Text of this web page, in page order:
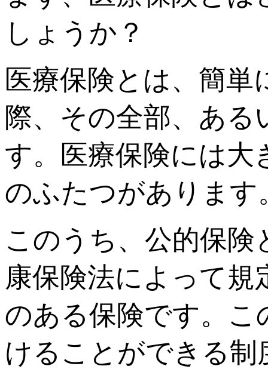
しょうか？
医療保険とは、簡
際、その全部、あ
す。医療保険には大
のふたつがあります
このうち、公的保険
康保険法によって
のある保険です。こ
けることができる